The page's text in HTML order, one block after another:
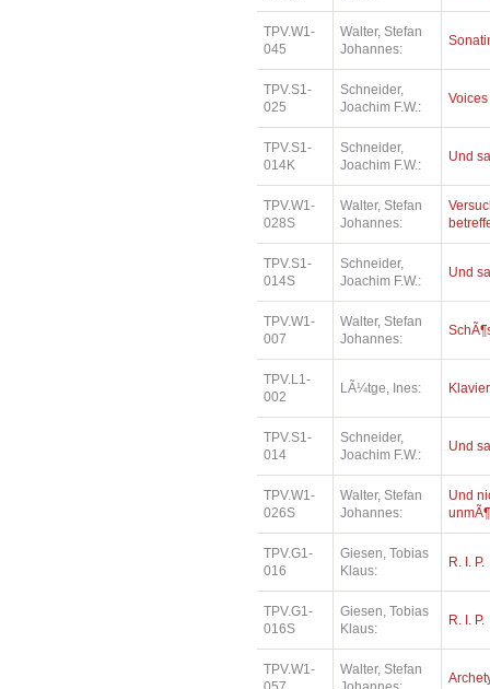
TPV.W1-
045
Walter, Stefan
Johannes:
TPV.S1-
025
Schneider,
Joachim F.W.:
TPV.S1-
014K
Schneider,
Joachim F.W.:
Und
TPV.W1-
028S
Walter, Stefan
Johannes:
TPV.S1-
014S
Schneider,
Joachim F.W.:
Und
TPV.W1-
007
Walter, Stefan
Johannes:
TPV.L1-
002
LÃ¼tge, Ines:
TPV.S1-
014
Schneider,
Joachim F.W.:
Und
TPV.W1-
026S
Walter, Stefan
Johannes:
Und
TPV.G1-
016
Giesen, Tobias
Klaus:
R. I. P.
TPV.G1-
016S
Giesen, Tobias
Klaus:
R. I. P.
TPV.W1-
Walter, Stefan